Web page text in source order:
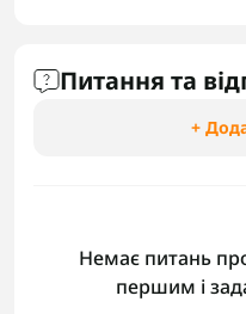
Питання та
+
Немає питань
першим і